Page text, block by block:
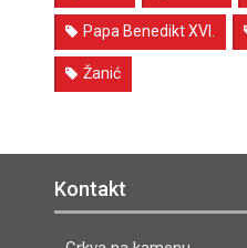
Papa Benedikt XVI.
Žanić
Kontakt